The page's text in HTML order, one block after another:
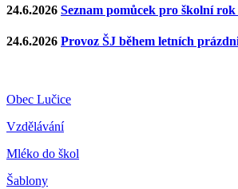
24.6.2026 Seznam pomůcek pro školní rok
24.6.2026 Provoz ŠJ během letních
Obec Lučice
Vzdělávání
Mléko do škol
Šablony